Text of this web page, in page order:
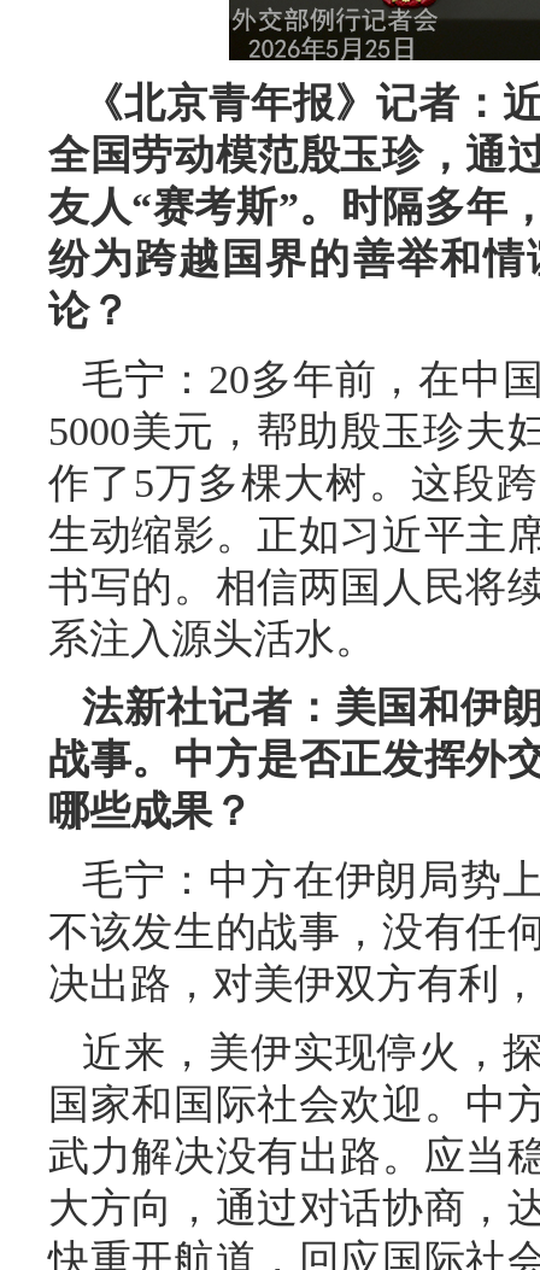
《北京青年报》记者：
全国劳动模范殷玉珍，通
友人“赛考斯”。时隔多年
纷为跨越国界的善举和
论？
毛宁：20多年前，在中
5000美元，帮助殷玉珍夫
作了5万多棵大树。这段
生动缩影。正如习近平主
书写的。相信两国人民将
系注入源头活水。
法新社记者：美国和伊
战事。中方是否正发挥外
哪些成果？
毛宁：中方在伊朗局势
不该发生的战事，没有任
决出路，对美伊双方有利
近来，美伊实现停火，
国家和国际社会欢迎。中
武力解决没有出路。应当
大方向，通过对话协商，
快重开航道，回应国际社